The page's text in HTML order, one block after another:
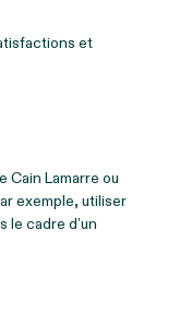
et
Cain Lamarre ou
exemple, utiliser
le cadre d’un